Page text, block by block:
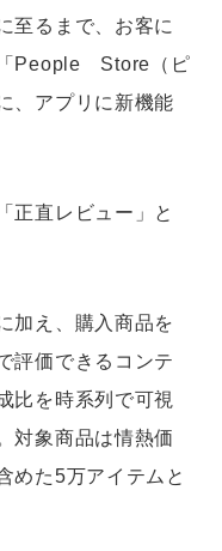
至るまで、お客に
「People Store（ピ
、アプリに新機能
正直レビュー」と
加え、購入商品を
評価できるコンテ
比を時系列で可視
対象商品は情熱価
めた5万アイテムと